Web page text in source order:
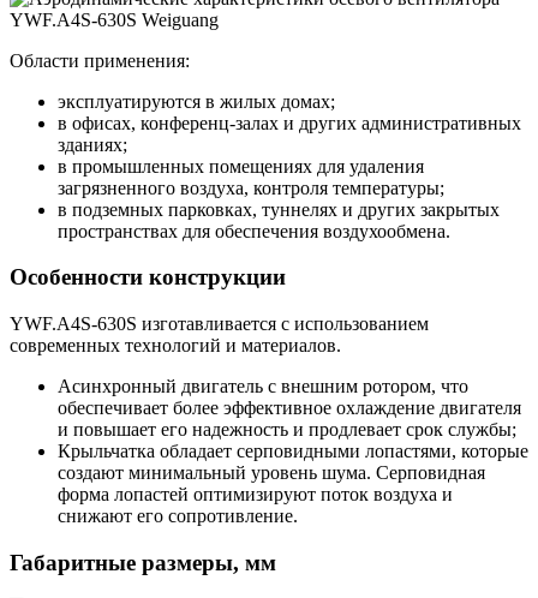
Области применения:
эксплуатируются в жилых домах;
в офисах, конференц-залах и других административных
зданиях;
в промышленных помещениях для удаления
загрязненного воздуха, контроля температуры;
в подземных парковках, туннелях и других закрытых
пространствах для обеспечения воздухообмена.
Особенности конструкции
YWF.A4S-630S изготавливается с использованием
современных технологий и материалов.
Асинхронный двигатель с внешним ротором, что
обеспечивает более эффективное охлаждение двигателя
и повышает его надежность и продлевает срок службы;
Крыльчатка обладает серповидными лопастями, которые
создают минимальный уровень шума. Серповидная
форма лопастей оптимизируют поток воздуха и
снижают его сопротивление.
Габаритные размеры, мм